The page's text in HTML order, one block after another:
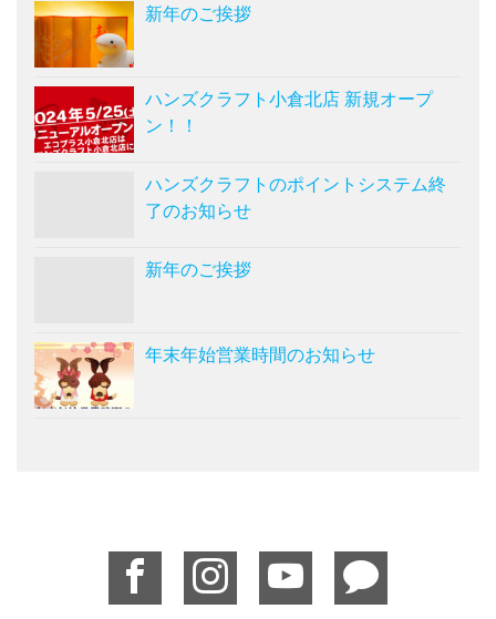
新年のご挨拶
ハンズクラフト小倉北店 新規オープ
ン！！
ハンズクラフトのポイントシステム終
了のお知らせ
新年のご挨拶
年末年始営業時間のお知らせ